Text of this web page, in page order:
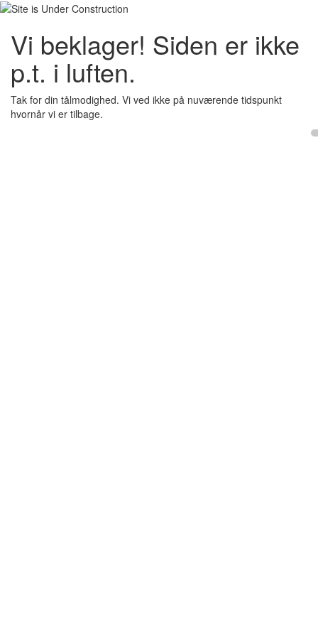
Vi beklager! Siden er ikke
p.t. i luften.
Tak for din tålmodighed. Vi ved ikke på nuværende tidspunkt
hvornår vi er tilbage.